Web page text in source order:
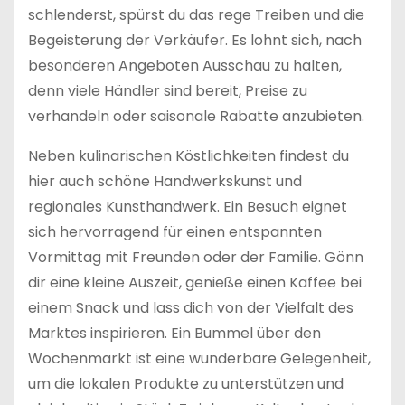
schlenderst, spürst du das rege Treiben und die
Begeisterung der Verkäufer. Es lohnt sich, nach
besonderen Angeboten Ausschau zu halten,
denn viele Händler sind bereit, Preise zu
verhandeln oder saisonale Rabatte anzubieten.
Neben kulinarischen Köstlichkeiten findest du
hier auch schöne Handwerkskunst und
regionales Kunsthandwerk. Ein Besuch eignet
sich hervorragend für einen entspannten
Vormittag mit Freunden oder der Familie. Gönn
dir eine kleine Auszeit, genieße einen Kaffee bei
einem Snack und lass dich von der Vielfalt des
Marktes inspirieren. Ein Bummel über den
Wochenmarkt ist eine wunderbare Gelegenheit,
um die lokalen Produkte zu unterstützen und